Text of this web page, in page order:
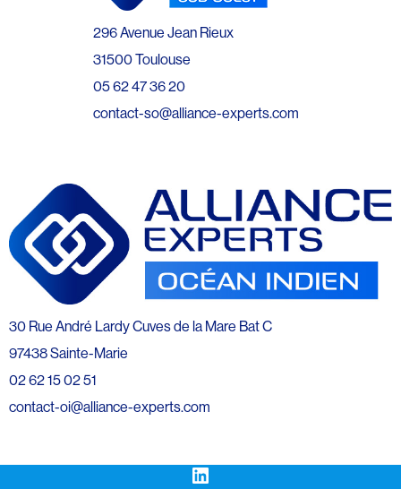
296 Avenue Jean Rieux
31500 Toulouse
05 62 47 36 20
contact-so@alliance-experts.com
30 Rue André Lardy Cuves de la Mare Bat C
97438 Sainte-Marie
02 62 15 02 51
contact-oi@alliance-experts.com
LinkedIn